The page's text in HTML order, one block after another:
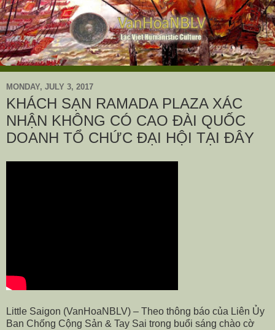
MONDAY, JULY 3, 2017
KHÁCH SẠN RAMADA PLAZA XÁC
NHẬN KHÔNG CÓ CAO ĐÀI QUỐC
DOANH TỔ CHỨC ĐẠI HỘI TẠI ĐÂY
Little Saigon (VanHoaNBLV) – Theo thông báo của Liên Ủy
Ban Chống Cộng Sản & Tay Sai trong buổi sáng chào cờ